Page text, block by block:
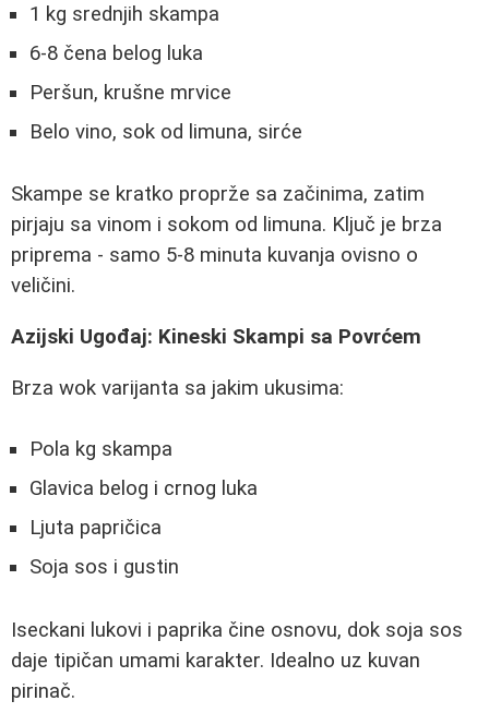
1 kg srednjih skampa
6-8 čena belog luka
Peršun, krušne mrvice
Belo vino, sok od limuna, sirće
Skampe se kratko proprže sa začinima, zatim
pirjaju sa vinom i sokom od limuna. Ključ je brza
priprema - samo 5-8 minuta kuvanja ovisno o
veličini.
Azijski Ugođaj: Kineski Skampi sa Povrćem
Brza wok varijanta sa jakim ukusima:
Pola kg skampa
Glavica belog i crnog luka
Ljuta papričica
Soja sos i gustin
Iseckani lukovi i paprika čine osnovu, dok soja sos
daje tipičan umami karakter. Idealno uz kuvan
pirinač.